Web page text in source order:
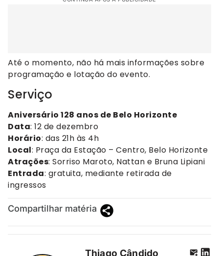
Até o momento, não há mais informações sobre
programação e lotação do evento.
Serviço
Aniversário 128 anos de Belo Horizonte
Data: 12 de dezembro
Horário: das 21h às 4h
Local: Praça da Estação – Centro, Belo Horizonte
Atrações: Sorriso Maroto, Nattan e Bruna Lipiani
Entrada: gratuita, mediante retirada de
ingressos
Compartilhar matéria
Thiago Cândido